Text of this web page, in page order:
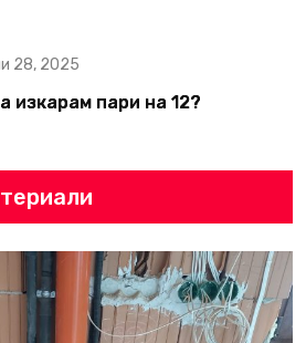
28, 2025
изкарам пари на 12?